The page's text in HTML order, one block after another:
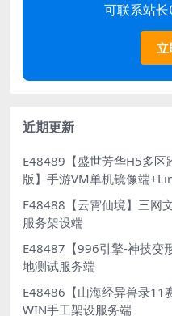
可联系站
立
近期更新
E48489【盛世芳华H5多区
版】手游VM单机镜像端
E48488【云霄仙境】三网
服务架设端
E48487【996引擎-神技变
地测试服务端
E48486【山海经异兽录11
WIN手工架设服务端